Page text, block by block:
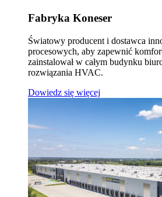
Fabryka Koneser
Światowy producent i dostawca
procesowych, aby zapewnić
zainstalował w całym budynku
rozwiązania HVAC.
Dowiedz się więcej